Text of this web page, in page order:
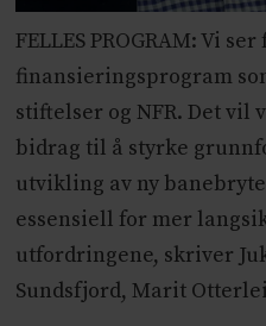
FELLES PROGRAM: Vi
finansieringsprogram
stiftelser og NFR. Det vil
bidrag til å styrke
utvikling av ny
essensiell for mer
utfordringene, skriver
Sundsfjord, Marit